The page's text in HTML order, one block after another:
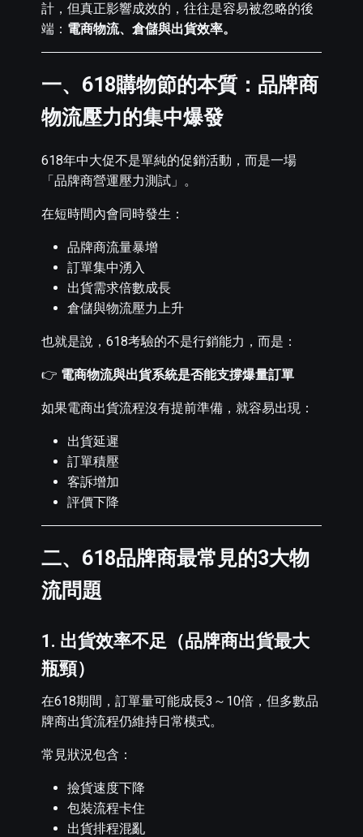
計，但真正影響成效的，往往是容易被忽略的後
端： 電商物流、倉儲與出貨效率。
一、618購物節的本質：品牌商
物流壓力的集中爆發
618年中大促不是單純的促銷活動，而是一場
「品牌商營運壓力測試」。
在短時間內會同時發生：
品牌商流量暴增
訂單集中湧入
出貨需求倍數成長
倉儲與物流壓力上升
也就是說，618考驗的不是行銷能力，而是：
👉 電商物流與出貨系統是否能支撐爆量訂單
如果電商出貨流程沒有提前準備，就容易出現：
出貨延遲
訂單積壓
客訴增加
評價下降
二、618品牌商最常見的3大物
流問題
1. 出貨效率不足（品牌商出貨最大
瓶頸）
在618期間，訂單量可能成長3～10倍，但多數品
牌商出貨流程仍維持日常模式。
常見狀況包含：
撿貨速度下降
包裝流程卡住
出貨排程混亂